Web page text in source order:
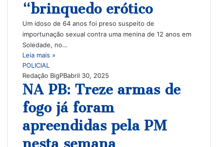
“brinquedo erótico
Um idoso de 64 anos foi preso suspeito de
importunação sexual contra uma menina de 12 anos em
Soledade, no…
Leia mais »
POLICIAL
Redação BigPBabril 30, 2025
NA PB: Treze armas de
fogo já foram
apreendidas pela PM
nesta semana